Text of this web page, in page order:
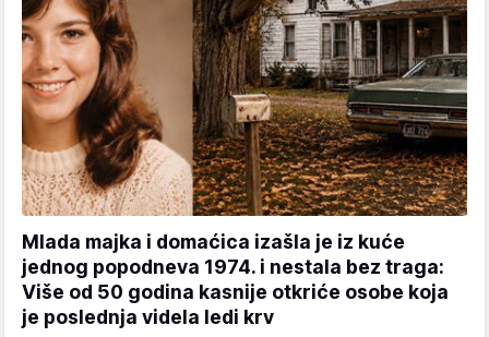
Mlada majka i domaćica izašla je iz kuće
jednog popodneva 1974. i nestala bez traga:
Više od 50 godina kasnije otkriće osobe koja
je poslednja videla ledi krv